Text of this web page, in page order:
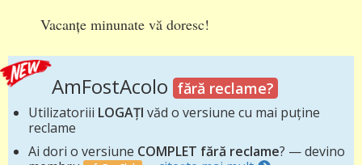
Vacanțe minunate vă doresc!
AmFostAcolo fără reclame?
Utilizatoriii LOGAȚI văd o versiune cu mai puține
reclame
Ai dori o versiune COMPLET fără reclame? — devino